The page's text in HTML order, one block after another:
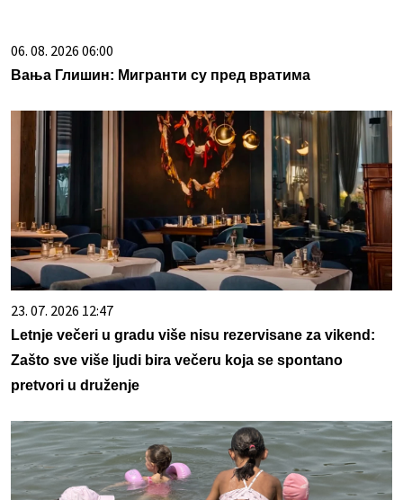
06. 08. 2026 06:00
Вања Глишин: Mигранти су пред вратима
23. 07. 2026 12:47
Letnje večeri u gradu više nisu rezervisane za vikend:
Zašto sve više ljudi bira večeru koja se spontano
pretvori u druženje